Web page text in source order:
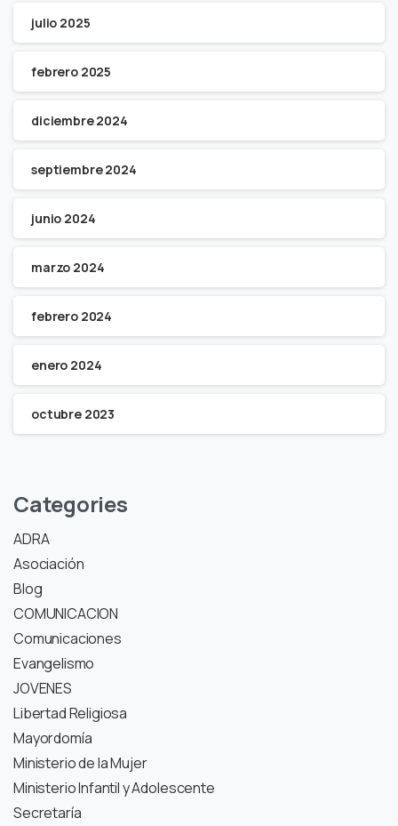
julio 2025
febrero 2025
diciembre 2024
septiembre 2024
junio 2024
marzo 2024
febrero 2024
enero 2024
octubre 2023
Categories
ADRA
Asociación
Blog
COMUNICACION
Comunicaciones
Evangelismo
JOVENES
Libertad Religiosa
Mayordomía
Ministerio de la Mujer
Ministerio Infantil y Adolescente
Secretaría